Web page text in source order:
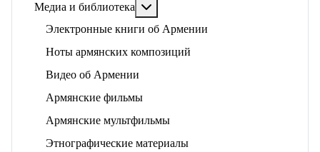
Медиа и библиотека
Электронные книги об Армении
Ноты армянских композиций
Видео об Армении
Армянские фильмы
Армянские мультфильмы
Этнографические материалы